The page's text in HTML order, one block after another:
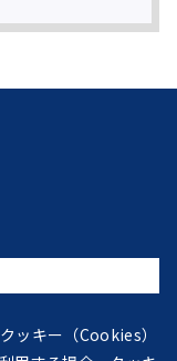
ッキー（Cookies）